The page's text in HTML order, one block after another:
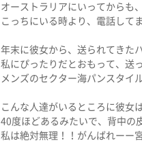
オーストラリアにいってからも
こっちにいる時より、電話して
年末に彼女から、送られてきた
私にぴったりだとおもって、送
メンズのセクター海パンスタイ
こんな人達がいるところに彼女
40度ほどあるみたいで、背中の
私は絶対無理！！がんばれーー